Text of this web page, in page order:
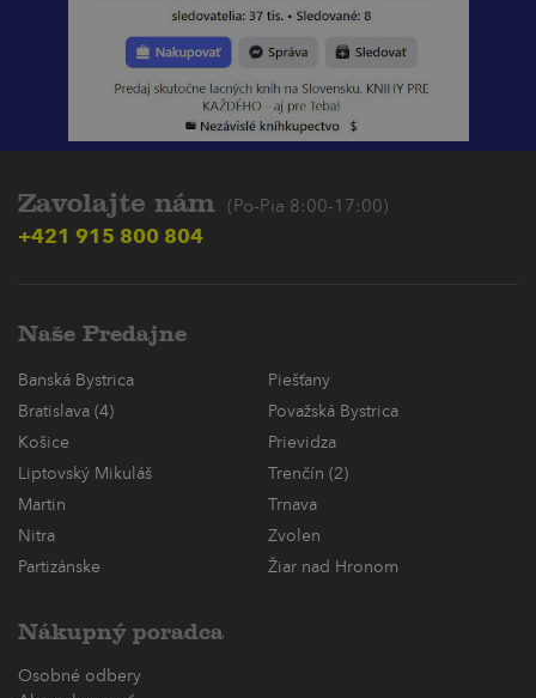
Zavolajte nám (Po-Pia 8:00-17:00)
+421 915 800 804
Naše Predajne
Banská Bystrica
Piešťany
Bratislava (4)
Považská Bystrica
Košice
Prievidza
Liptovský Mikuláš
Trenčín (2)
Martin
Trnava
Nitra
Zvolen
Partizánske
Žiar nad Hronom
Nákupný poradca
Osobné odbery